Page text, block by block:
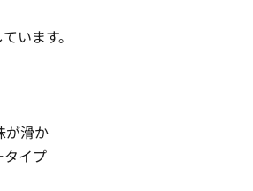
います。
が滑か
イプ